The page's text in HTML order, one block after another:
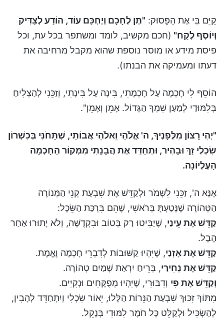
קַיֵּם בִּי אֶת הַפָּסוּק: "תֶּן לְחָכָם וְיֶחְכַּם עוֹד, הוֹדַע לְצַדִּיק
וְיוֹסֶף לֶקַח" (חכם מקשיב, לומד ומשתפר בכל עת, וכל
פיסת מידע או מוסר נוספת שהוא מקבל מרחיבה את
דעתו ומעמיקה את הבנתו).
הוֹסֵף לִי חָכְמָה עַל חָכְמָתִי, בִּינָה עַל בִּינָתִי, וְזַכֵּנִי לְהַצְלִיחַ
בְּלִמּוּדַי לְמַעַן שִׁמְךָ הַגָּדוֹל. אָמֵן וְאָמֵן".
"יְהִי רָצוֹן מִלְּפָנֶיךָ, ה' אֱלֹהַי וֵאלֹהֵי אֲבוֹתַי, שֶׁתָּחֹנִּי בְּכִשְׁרוֹן
שִׂכְלִי זַךְ וּבָהִיר, וּתְחַדֵּד אֶת הֲבָנָתִי מִמְּקוֹר הַחָכְמָה
הָעֶלְיוֹנָה.
אָנָּא ה', זַכֵּנִי לִשְׁמֹר וּלְקַדֵּשׁ אֶת שִׁבְעַת קְנֵי הַמְּנוֹרָה
הַטְּהוֹרָה שֶׁנָּטַעְתָּ בְּרֹאשִׁי, שֶׁהֵם בִּרְכַּת הַשֵּׂכֶל:
קַדֵּשׁ אֶת עֵינַי, שֶׁיַּבִּיטוּ רַק בְּטוֹב וּבִקְדֻשָּׁה, וְלֹא יָתוּרוּ אַחַר
הֶבֶל.
קַדֵּשׁ אֶת אָזְנַי, שֶׁיִּהְיוּ קַשּׁוּבוֹת לְדִבְרֵי חָכְמָה וֶאֱמֶת.
קַדֵּשׁ אֶת נְחִירַי, בְּרֵיחַ יִרְאַת שָׁמַיִם טְהוֹרָה.
וְקַדֵּשׁ אֶת פִּי וְדִבּוּרִי, שֶׁיִּהְיוּ מְפֻקָּחִים וּנְקִיִּים.
מִתּוֹךְ זִכּוּךְ שִׁבְעַת הַנֵּרוֹת הַלָּלוּ, יֵאוֹר שִׂכְלִי וְיִתְחַדֵּד לְהָבִין,
לְהַשְׂכִּיל וּלְקַלֵּט כָּל חֹמֶר לִמּוּדִי בְּנָקֵל.